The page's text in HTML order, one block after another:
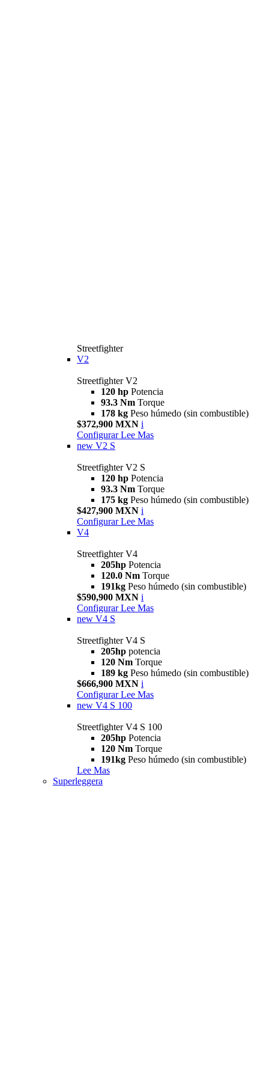
Streetfighter
V2
Streetfighter V2
120 hp Potencia
93.3 Nm Torque
178 kg Peso húmedo (sin combustible)
$372,900 MXN i
Configurar Lee Mas
new V2 S
Streetfighter V2 S
120 hp Potencia
93.3 Nm Torque
175 kg Peso húmedo (sin combustible)
$427,900 MXN i
Configurar Lee Mas
V4
Streetfighter V4
205hp Potencia
120.0 Nm Torque
191kg Peso húmedo (sin combustible)
$590,900 MXN i
Configurar Lee Mas
new V4 S
Streetfighter V4 S
205hp potencia
120 Nm Torque
189 kg Peso húmedo (sin combustible)
$666,900 MXN i
Configurar Lee Mas
new V4 S 100
Streetfighter V4 S 100
205hp Potencia
120 Nm Torque
191kg Peso húmedo (sin combustible)
Lee Mas
Superleggera